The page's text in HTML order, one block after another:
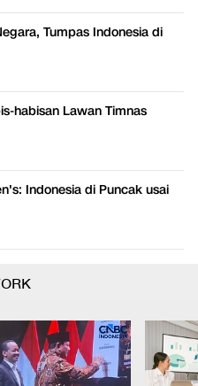
Tumpas Indonesia di
habisan Lawan Timnas
Indonesia di Puncak usai